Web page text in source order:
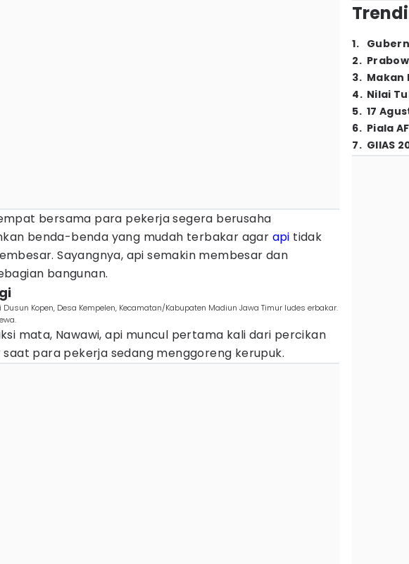
bersama para pekerja segera berusaha
benda-benda yang mudah terbakar agar api tidak
Sayangnya, api semakin membesar dan
bangunan.
Kopen, Desa Kempelen, Kecamatan/Kabupaten Madiun Jawa Timur ludes erbakar.
mata, Nawawi, api muncul pertama kali dari percikan
saat para pekerja sedang menggoreng kerupuk.
1.
2.
3. Makan
4. Nilai
5. 17
6. Piala
7. GIIAS